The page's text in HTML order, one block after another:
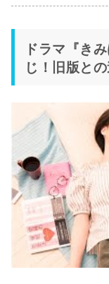
ドラマ『き
じ！旧版と